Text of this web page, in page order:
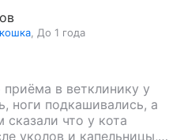
До 1 года
в ветклинику у
ноги подкашивались, а
что у кота
уколов и капельницы,